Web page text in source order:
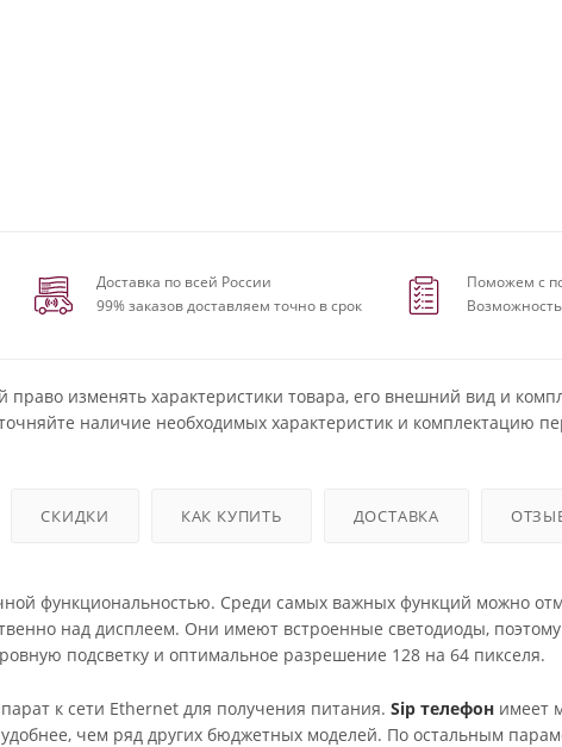
Доставка по всей России
99% заказов доставляем точно в срок
Поможем с
право изменять характеристики товара, его внешний вид и
наличие необходимых характеристик и комплектацию
СКИДКИ КАК КУПИТЬ ДОСТАВКА
функциональностью. Среди самых важных функций можно
над дисплеем. Они имеют встроенные светодиоды,
подсветку и оптимальное разрешение 128 на 64 пикселя.
к сети Ethernet для получения питания. Sip телефон имеет
чем ряд других бюджетных моделей. По остальным